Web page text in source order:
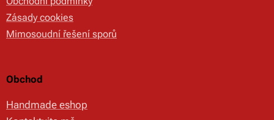
Zásady cookies
Mimosoudní řešení sporů
Obchod
Handmade eshop